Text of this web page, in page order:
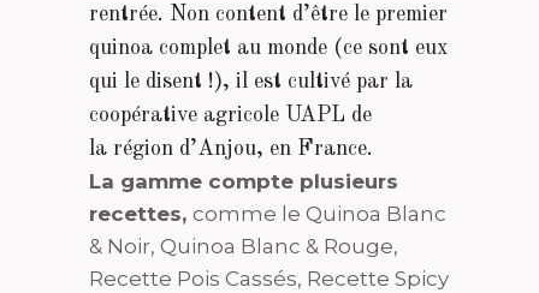
rentrée. Non content d’être le premier
quinoa complet au monde (ce sont eux
qui le disent !), il est cultivé par la
coopérative agricole UAPL de
la région d’Anjou, en France.
La gamme compte plusieurs
recettes, comme le Quinoa Blanc
& Noir, Quinoa Blanc & Rouge,
Recette Pois Cassés, Recette Spicy